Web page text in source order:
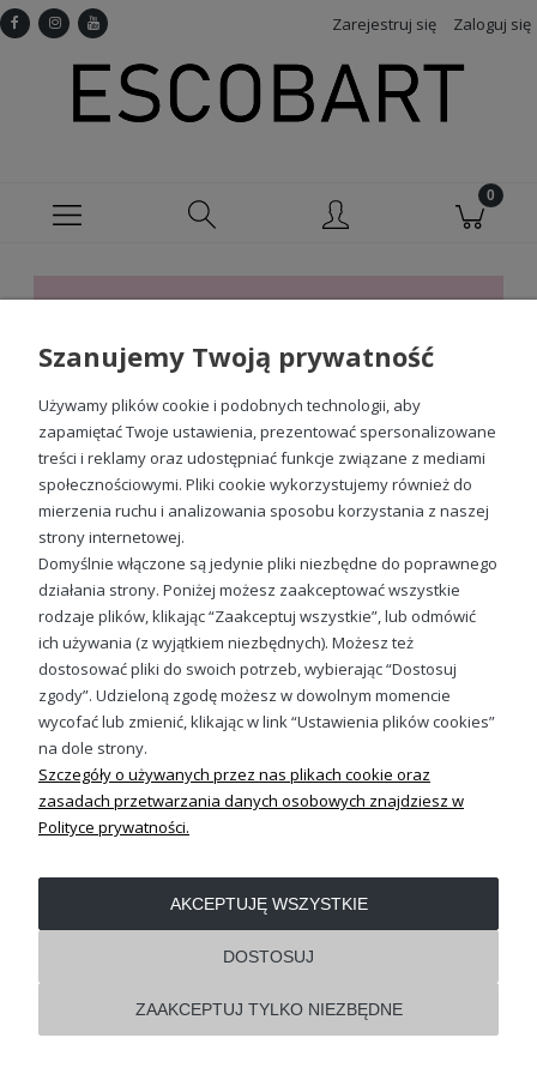
Zarejestruj się Zaloguj się
Ten produkt jest niedostępny.
OBSŁUGA KLIENTA
REGULAMINY
Sprawdź nasze social media
Pokaż pełną wersję strony
Szanujemy Twoją prywatność
Używamy plików cookie i podobnych technologii, aby
zapamiętać Twoje ustawienia, prezentować spersonalizowane
treści i reklamy oraz udostępniać funkcje związane z mediami
społecznościowymi. Pliki cookie wykorzystujemy również do
mierzenia ruchu i analizowania sposobu korzystania z naszej
strony internetowej.
Domyślnie włączone są jedynie pliki niezbędne do poprawnego
działania strony. Poniżej możesz zaakceptować wszystkie
rodzaje plików, klikając “Zaakceptuj wszystkie”, lub odmówić
ich używania (z wyjątkiem niezbędnych). Możesz też
dostosować pliki do swoich potrzeb, wybierając “Dostosuj
zgody”. Udzieloną zgodę możesz w dowolnym momencie
wycofać lub zmienić, klikając w link “Ustawienia plików cookies”
na dole strony.
Szczegóły o używanych przez nas plikach cookie oraz
zasadach przetwarzania danych osobowych znajdziesz w
Polityce prywatności.
ZAAKCEPTUJ TYLKO NIEZBĘDNE
DOSTOSUJ
AKCEPTUJĘ WSZYSTKIE